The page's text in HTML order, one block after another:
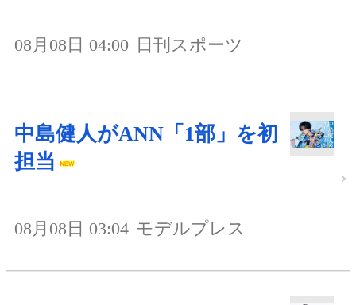
08月08日 04:00 日刊スポーツ
中島健人がANN「1部」を初
担当
08月08日 03:04 モデルプレス